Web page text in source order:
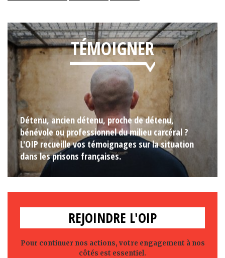
TÉMOIGNER
Détenu, ancien détenu, proche de détenu,
bénévole ou professionnel du milieu carcéral ?
L'OIP recueille vos témoignages sur la situation
dans les prisons françaises.
REJOINDRE L'OIP
Pour continuer nos actions, votre engagement à nos
côtés est essentiel.